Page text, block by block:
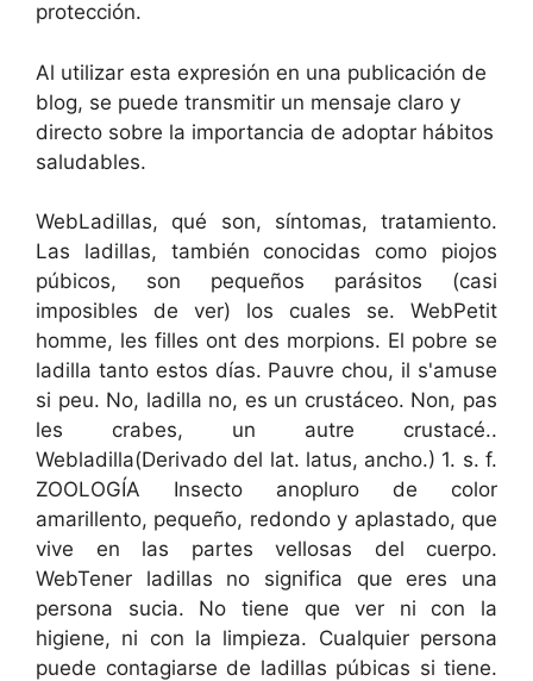
protección.
Al utilizar esta expresión en una publicación de
blog, se puede transmitir un mensaje claro y
directo sobre la importancia de adoptar hábitos
saludables.
WebLadillas, qué son, síntomas, tratamiento.
Las ladillas, también conocidas como piojos
púbicos, son pequeños parásitos (casi
imposibles de ver) los cuales se. WebPetit
homme, les filles ont des morpions. El pobre se
ladilla tanto estos días. Pauvre chou, il s'amuse
si peu. No, ladilla no, es un crustáceo. Non, pas
les crabes, un autre crustacé..
Webladilla(Derivado del lat. latus, ancho.) 1. s. f.
ZOOLOGÍA Insecto anopluro de color
amarillento, pequeño, redondo y aplastado, que
vive en las partes vellosas del cuerpo.
WebTener ladillas no significa que eres una
persona sucia. No tiene que ver ni con la
higiene, ni con la limpieza. Cualquier persona
puede contagiarse de ladillas púbicas si tiene.